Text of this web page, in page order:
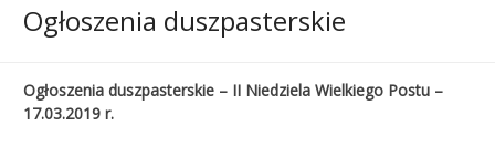
Ogłoszenia duszpasterskie
Ogłoszenia duszpasterskie – II Niedziela Wielkiego Postu –
17.03.2019 r.